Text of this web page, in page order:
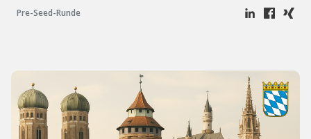
Pre-Seed-Runde